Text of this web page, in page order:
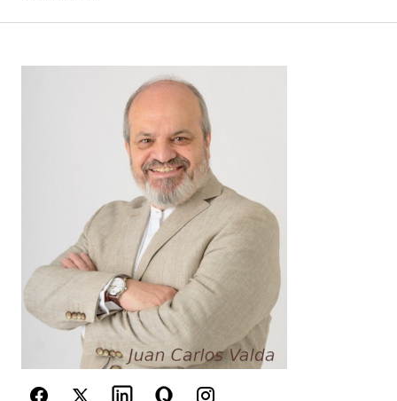
*
Guarda mi nombre, correo electrónico y web en
este navegador para la próxima vez que
comente.
Este sitio esta protegido por
reCAPTCHA y la Política de
privacidady losTérminos del servicio
de Googlese aplican.